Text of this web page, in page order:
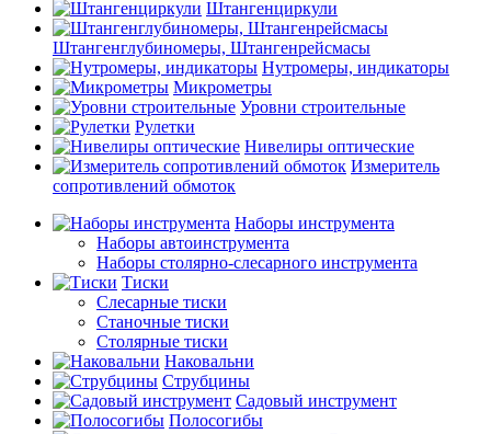
Штангенциркули
Штангенглубиномеры, Штангенрейсмасы
Нутромеры, индикаторы
Микрометры
Уровни строительные
Рулетки
Нивелиры оптические
Измеритель
сопротивлений обмоток
Наборы инструмента
Наборы автоинструмента
Наборы столярно-слесарного инструмента
Тиски
Слесарные тиски
Станочные тиски
Столярные тиски
Наковальни
Струбцины
Садовый инструмент
Полосогибы